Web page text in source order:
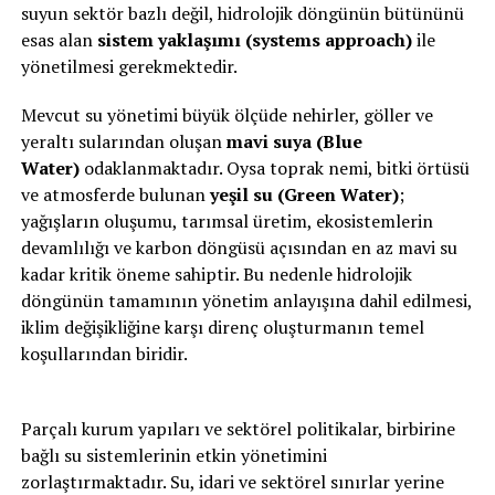
suyun sektör bazlı değil, hidrolojik döngünün bütününü
esas alan sistem yaklaşımı (systems approach)ile
yönetilmesi gerekmektedir.
Mevcut su yönetimi büyük ölçüde nehirler, göller ve
yeraltı sularından oluşanmavi suya (Blue
Water)odaklanmaktadır. Oysa toprak nemi, bitki örtüsü
ve atmosferde bulunanyeşil su (Green Water);
yağışların oluşumu, tarımsal üretim, ekosistemlerin
devamlılığı ve karbon döngüsü açısından en az mavi su
kadar kritik öneme sahiptir. Bu nedenle hidrolojik
döngünün tamamının yönetim anlayışına dahil edilmesi,
iklim değişikliğine karşı direnç oluşturmanın temel
koşullarından biridir.
Parçalı kurum yapıları ve sektörel politikalar, birbirine
bağlı su sistemlerinin etkin yönetimini
zorlaştırmaktadır. Su, idari ve sektörel sınırlar yerine